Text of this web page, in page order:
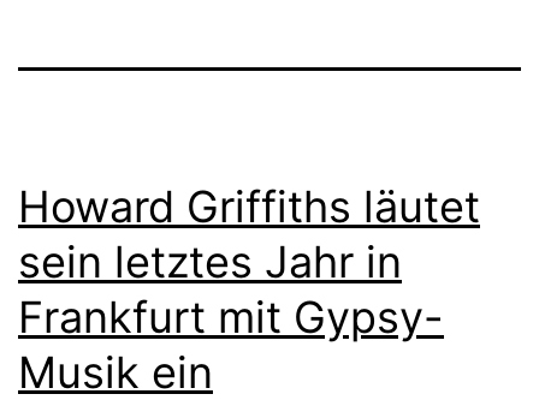
Howard Griffiths läutet
sein letztes Jahr in
Frankfurt mit Gypsy-
Musik ein